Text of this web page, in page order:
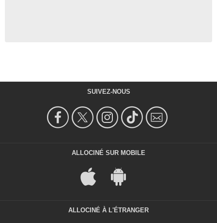
SUIVEZ-NOUS
ALLOCINÉ SUR MOBILE
ALLOCINÉ À L'ÉTRANGER